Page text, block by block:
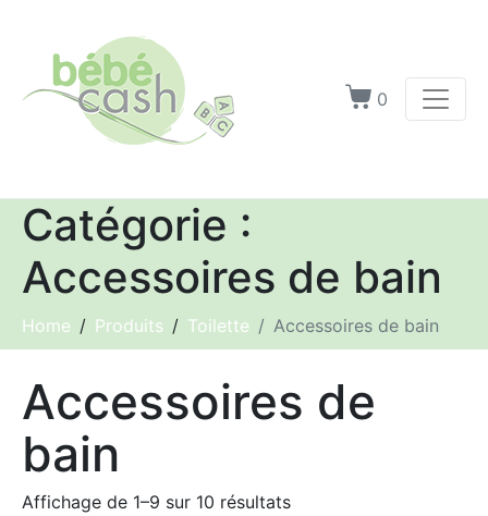
0
Catégorie :
Accessoires de bain
Home Produits Toilette Accessoires de bain
Accessoires de
bain
Affichage de 1–9 sur 10 résultats